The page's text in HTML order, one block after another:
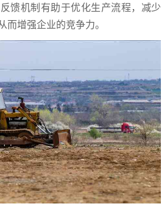
馈机制有助于优化生产流程，减少
而增强企业的竞争力。